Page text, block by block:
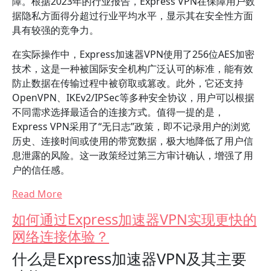
据隐私方面得分超过行业平均水平，显示其在安全性方面
具有较强的竞争力。
在实际操作中，Express加速器VPN使用了256位AES加密
技术，这是一种被国际安全机构广泛认可的标准，能有效
防止数据在传输过程中被窃取或篡改。此外，它还支持
OpenVPN、IKEv2/IPSec等多种安全协议，用户可以根据
不同需求选择最适合的连接方式。值得一提的是，
Express VPN采用了“无日志”政策，即不记录用户的浏览
历史、连接时间或使用的带宽数据，极大地降低了用户信
息泄露的风险。这一政策经过第三方审计确认，增强了用
户的信任感。
Read More
如何通过Express加速器VPN实现更快的
网络连接体验？
什么是Express加速器VPN及其主要